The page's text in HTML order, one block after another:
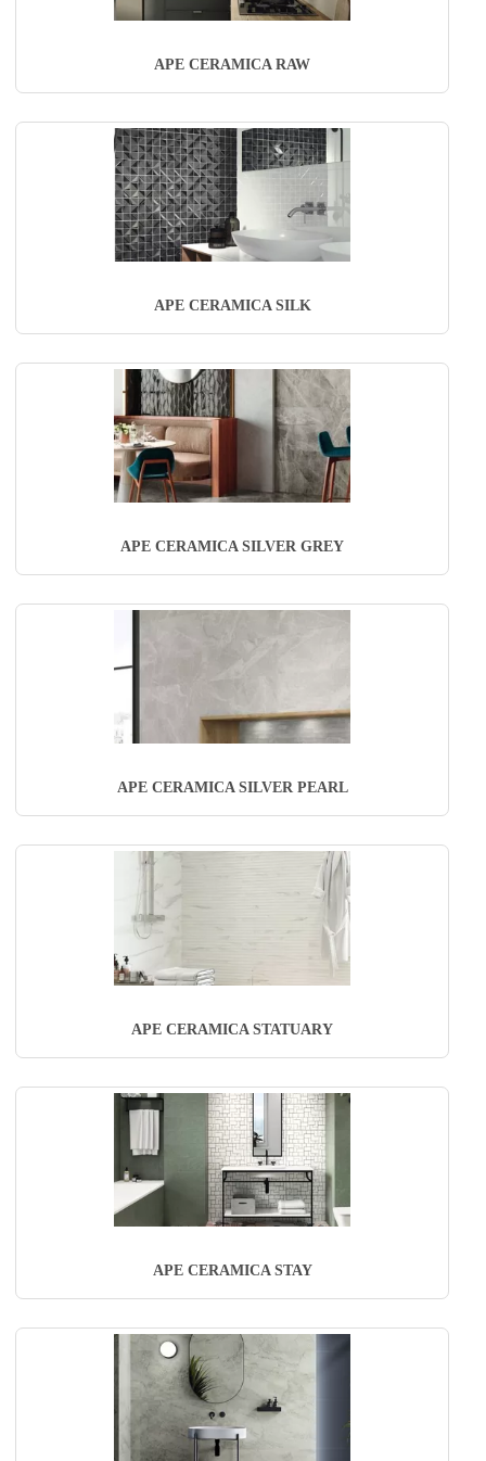
APE CERAMICA RAW
APE CERAMICA SILK
APE CERAMICA SILVER GREY
APE CERAMICA SILVER PEARL
APE CERAMICA STATUARY
APE CERAMICA STAY